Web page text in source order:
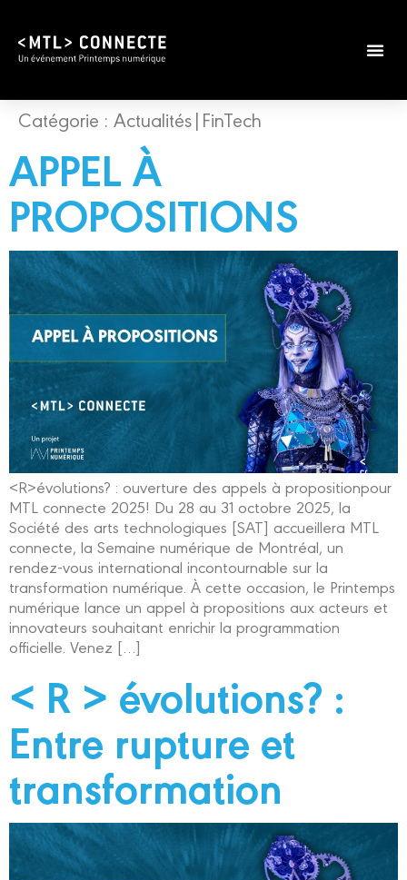
Catégorie : Actualités|FinTech
APPEL À
PROPOSITIONS
<R>évolutions? : ouverture des appels à propositionpour
MTL connecte 2025! Du 28 au 31 octobre 2025, la
Société des arts technologiques [SAT] accueillera MTL
connecte, la Semaine numérique de Montréal, un
rendez-vous international incontournable sur la
transformation numérique. À cette occasion, le Printemps
numérique lance un appel à propositions aux acteurs et
innovateurs souhaitant enrichir la programmation
officielle. Venez […]
< R > évolutions? :
Entre rupture et
transformation